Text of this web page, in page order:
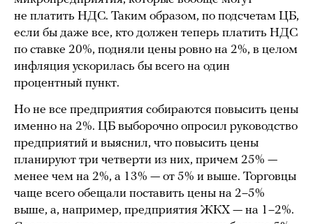
не платить НДС. Таким образом, по подсчетам ЦБ,
если бы даже все, кто должен теперь платить НДС
по ставке 20%, подняли цены ровно на 2%, в целом
инфляция ускорилась бы всего на один
процентный пункт.
Но не все предприятия собираются повысить цены
именно на 2%. ЦБ выборочно опросил руководство
предприятий и выяснил, что повысить цены
планируют три четверти из них, причем 25% —
менее чем на 2%, а 13% — от 5% и выше. Торговцы
чаще всего обещали поставить цены на 2–5%
выше, а, например, предприятия ЖКХ — на 1–2%.